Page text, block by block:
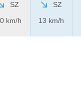
SZ
km/h
SZ
13 km/h